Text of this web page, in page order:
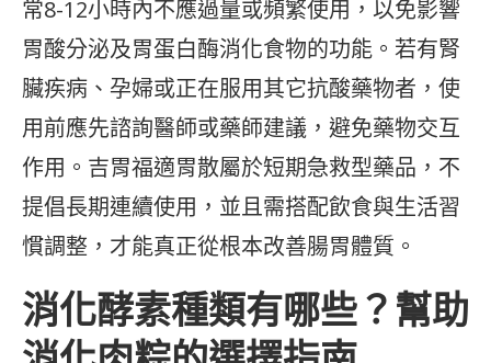
常8-12小時內不應過量或頻繁使用，以免影響
胃酸分泌及胃蛋白酶消化食物的功能。若有腎
臟疾病、孕婦或正在服用其它抗酸藥物者，使
用前應先諮詢醫師或藥師建議，避免藥物交互
作用。吉胃福適胃散屬於短期急救型藥品，不
提倡長期連續使用，並且需搭配飲食與生活習
慣調整，才能真正從根本改善腸胃體質。
消化酵素種類有哪些？幫助